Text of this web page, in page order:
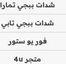
شدات ببجي تمارا
شدات ببجي تابي
فور يو ستور
متجر 4u